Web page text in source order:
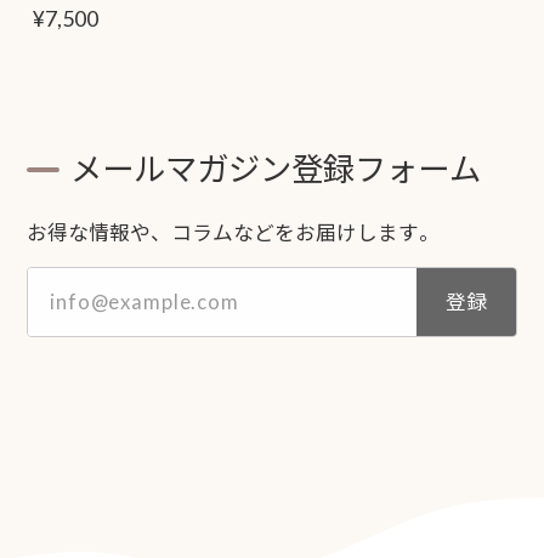
¥7,500
メールマガジン登録フォーム
お得な情報や、コラムなどをお届けします。
登録